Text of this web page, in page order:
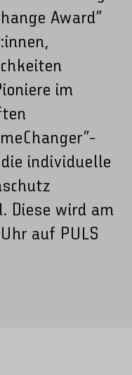
Award“
im
individuelle
Diese wird am
auf PULS